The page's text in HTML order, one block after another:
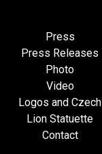
Press
Press Releases
Photo
Video
Logos and Czech
Lion Statuette
Contact